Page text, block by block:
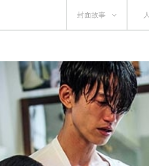
封面故事